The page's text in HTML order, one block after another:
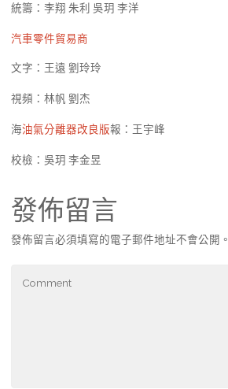
統籌：李翔 朱利 吳玥 李洋
汽車零件貿易商
文字：王遠 劉玲玲
視頻：林帆 劉杰
海油氣分離器改良版報：王宇峰
校檢：吳玥 李金昱
發佈留言
發佈留言必須填寫的電子郵件地址不會公開。